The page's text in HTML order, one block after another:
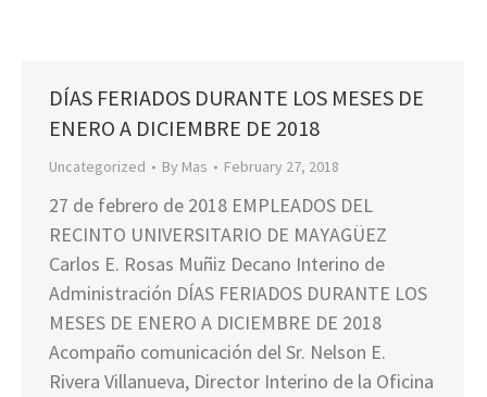
DÍAS FERIADOS DURANTE LOS MESES DE
ENERO A DICIEMBRE DE 2018
Uncategorized By Mas February 27, 2018
27 de febrero de 2018 EMPLEADOS DEL
RECINTO UNIVERSITARIO DE MAYAGÜEZ
Carlos E. Rosas Muñiz Decano Interino de
Administración DÍAS FERIADOS DURANTE LOS
MESES DE ENERO A DICIEMBRE DE 2018
Acompaño comunicación del Sr. Nelson E.
Rivera Villanueva, Director Interino de la Oficina